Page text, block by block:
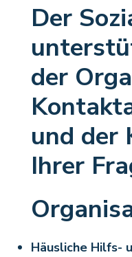
Der
der
und der
Ihrer
Häusliche Hilfs-